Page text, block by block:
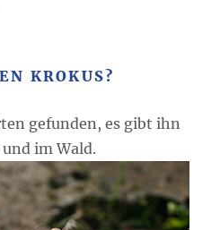
KROKUS?
gefunden, es gibt ihn
im Wald.